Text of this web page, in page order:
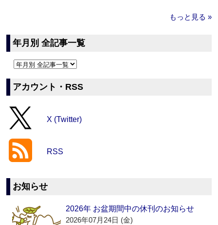
もっと見る »
年月別 全記事一覧
アカウント・RSS
X (Twitter)
RSS
お知らせ
2026年 お盆期間中の休刊のお知らせ
2026年07月24日 (金)